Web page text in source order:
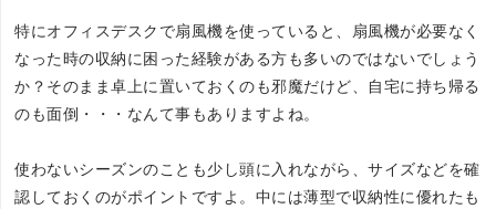
特にオフィスデスクで扇風機を使っていると、扇風機が必要なく
なった時の収納に困った経験がある方も多いのではないでしょう
か？そのまま卓上に置いておくのも邪魔だけど、自宅に持ち帰る
のも面倒・・・なんて事もありますよね。
使わないシーズンのことも少し頭に入れながら、サイズなどを確
認しておくのがポイントですよ。中には薄型で収納性に優れたも